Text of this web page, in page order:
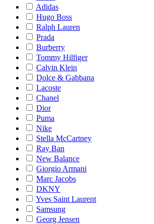
Adidas
Hugo Boss
Ralph Lauren
Prada
Burberry
Tommy Hilfiger
Calvin Klein
Dolce & Gabbana
Lacoste
Chanel
Dior
Puma
Nike
Stella McCartney
Ray Ban
New Balance
Giorgio Armani
Marc Jacobs
DKNY
Yves Saint Laurent
Samsung
Georg Jensen